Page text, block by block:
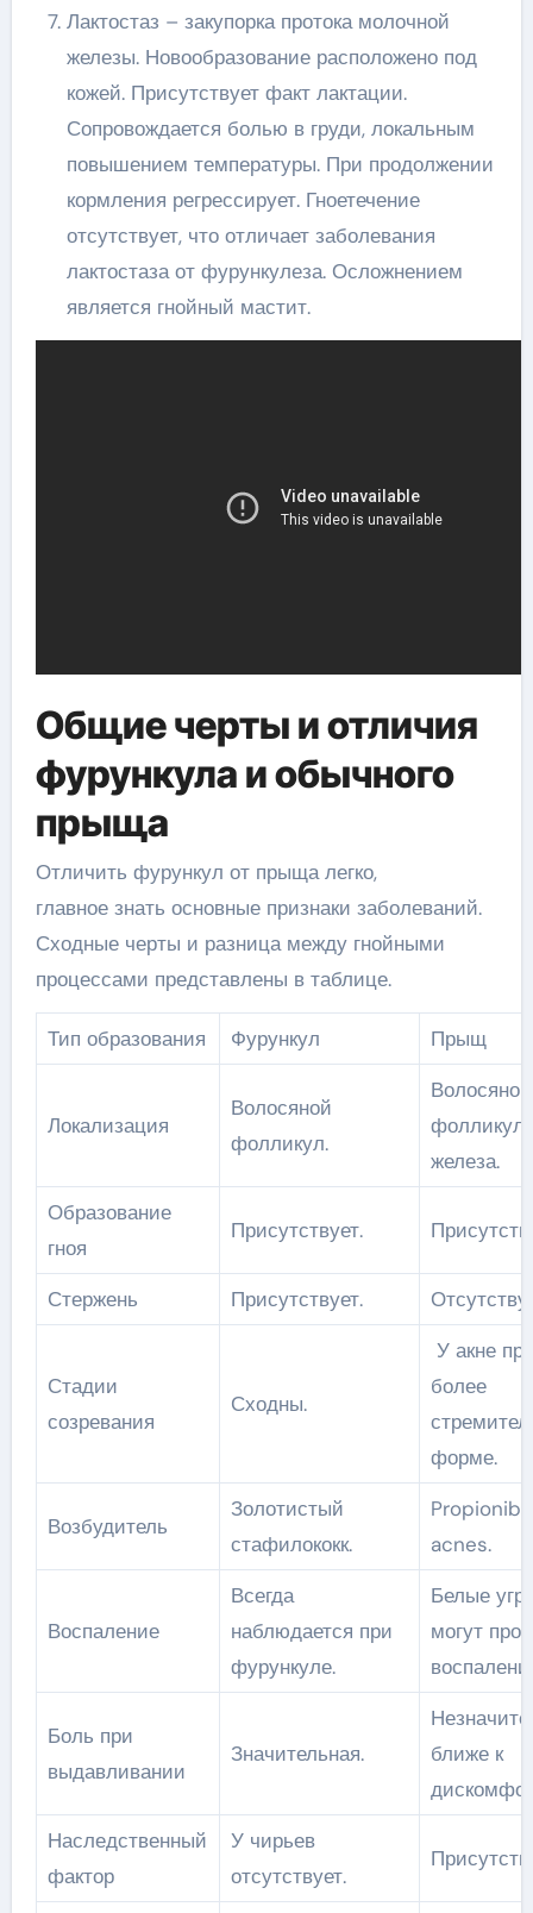
Лактостаз – закупорка протока молочной
железы. Новообразование расположено под
кожей. Присутствует факт лактации.
Сопровождается болью в груди, локальным
повышением температуры. При продолжении
кормления регрессирует. Гноетечение
отсутствует, что отличает заболевания
лактостаза от фурункулеза. Осложнением
является гнойный мастит.
Общие черты и отличия
фурункула и обычного
прыща
Отличить фурункул от прыща легко,
главное знать основные признаки заболеваний.
Сходные черты и разница между гнойными
процессами представлены в таблице.
Тип образования Фурункул Прыщ
Локализация
Волосяной
фолликул.
Волосяной
фолликул,
железа.
Образование
гноя
Присутствует.
Стержень Присутствует.
Стадии
созревания
Сходны.
У акне
более
форме.
Возбудитель
Золотистый
стафилококк.
acnes.
Воспаление
Всегда
наблюдается при
фурункуле.
Белые
могут
Боль при
выдавливании
Значительная.
ближе к
Наследственный
фактор
У чирьев
отсутствует.